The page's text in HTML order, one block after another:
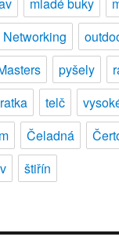
Networking
pyšely
telč
Čeladná
štiřín